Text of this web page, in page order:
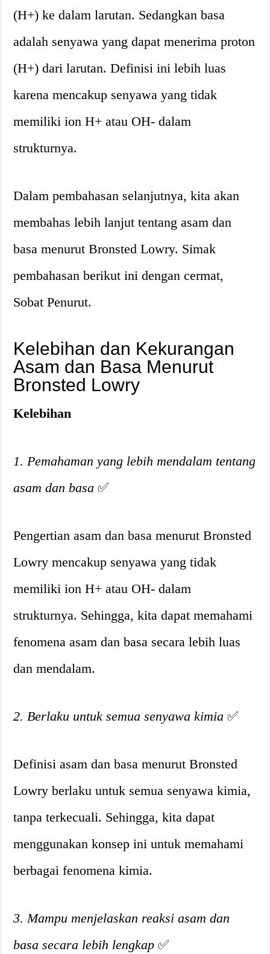
(H+) ke dalam larutan. Sedangkan basa
adalah senyawa yang dapat menerima proton
(H+) dari larutan. Definisi ini lebih luas
karena mencakup senyawa yang tidak
memiliki ion H+ atau OH- dalam
strukturnya.
Dalam pembahasan selanjutnya, kita akan
membahas lebih lanjut tentang asam dan
basa menurut Bronsted Lowry. Simak
pembahasan berikut ini dengan cermat,
Sobat Penurut.
Kelebihan dan Kekurangan
Asam dan Basa Menurut
Bronsted Lowry
Kelebihan
1. Pemahaman yang lebih mendalam tentang
asam dan basa ✅
Pengertian asam dan basa menurut Bronsted
Lowry mencakup senyawa yang tidak
memiliki ion H+ atau OH- dalam
strukturnya. Sehingga, kita dapat memahami
fenomena asam dan basa secara lebih luas
dan mendalam.
2. Berlaku untuk semua senyawa kimia ✅
Definisi asam dan basa menurut Bronsted
Lowry berlaku untuk semua senyawa kimia,
tanpa terkecuali. Sehingga, kita dapat
menggunakan konsep ini untuk memahami
berbagai fenomena kimia.
3. Mampu menjelaskan reaksi asam dan
basa secara lebih lengkap ✅